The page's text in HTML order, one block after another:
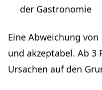
der Gastronomie
Eine Abweichung
und akzeptabel. Ab 3
Ursachen auf den